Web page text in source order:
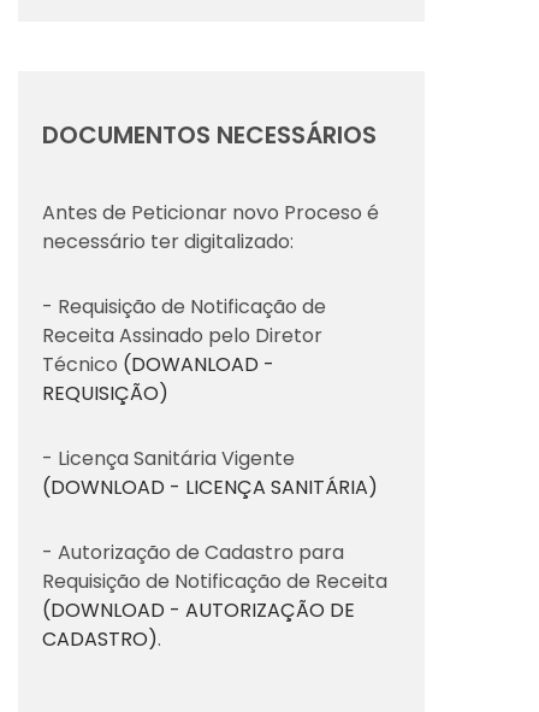
DOCUMENTOS NECESSÁRIOS
Antes de Peticionar novo Proceso é
necessário ter digitalizado:
- Requisição de Notificação de
Receita Assinado pelo Diretor
Técnico (DOWANLOAD -
REQUISIÇÃO)
- Licença Sanitária Vigente
(DOWNLOAD - LICENÇA SANITÁRIA)
- Autorização de Cadastro para
Requisição de Notificação de Receita
(DOWNLOAD - AUTORIZAÇÃO DE
CADASTRO).